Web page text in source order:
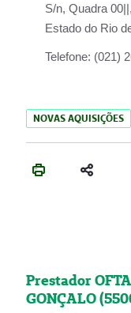
S/n, Quadra
Estado do Rio
Telefone: (021)
NOVAS AQUISIÇÕES
Prestador
GONÇALO